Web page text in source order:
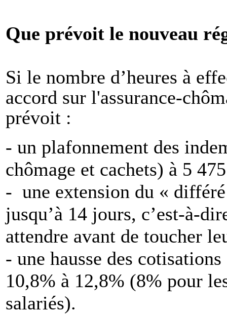
Que prévoit le nouveau
Si le nombre d’heures à
accord sur l'assurance-
prévoit :
- un plafonnement des
chômage et cachets) à 5
- une extension du «
jusqu’à 14 jours, c’est-à-
attendre avant de toucher
- une hausse des
10,8% à 12,8% (8% pour
salariés).